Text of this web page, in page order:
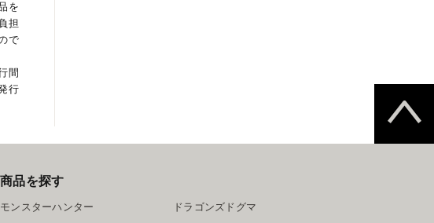
を
担
で
間
行
商品を探す
モンスターハンター
ドラゴンズドグマ